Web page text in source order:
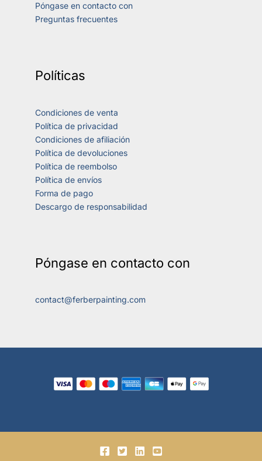
Póngase en contacto con
Preguntas frecuentes
Políticas
Condiciones de venta
Política de privacidad
Condiciones de afiliación
Política de devoluciones
Política de reembolso
Política de envíos
Forma de pago
Descargo de responsabilidad
Póngase en contacto con
contact@ferberpainting.com